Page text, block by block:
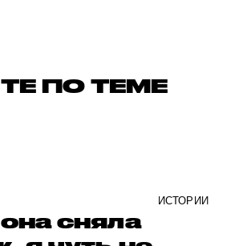
ПО ТЕМЕ
ИСТОРИИ
сняла